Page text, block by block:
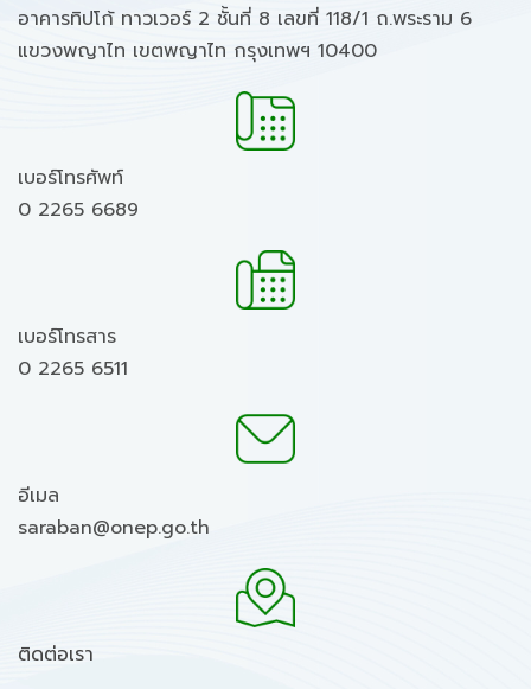
อาคารทิปโก้ ทาวเวอร์ 2 ชั้นที่ 8 เลขที่ 118/1 ถ.พระราม 6
แขวงพญาไท เขตพญาไท กรุงเทพฯ 10400
เบอร์โทรศัพท์
0 2265 6689
เบอร์โทรสาร
0 2265 6511
อีเมล
saraban@onep.go.th
ติดต่อเรา